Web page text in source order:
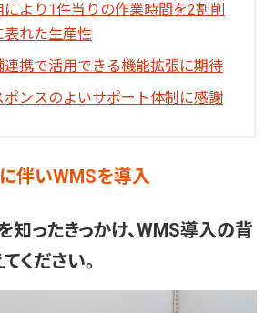
より1件当りの作業時間を2割削
表れた生産性
連携で活用できる機能拡張に期待
ポンスのよいサポート体制に感謝
伴いWMSを導入
ったきっかけ、WMS導入の背
ください。